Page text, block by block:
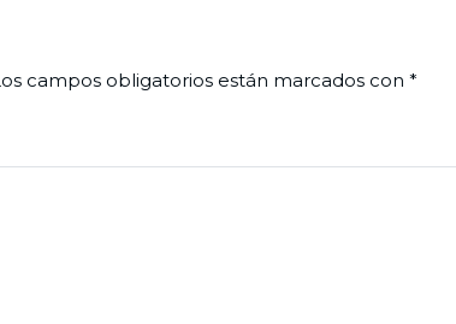
campos obligatorios están marcados con *